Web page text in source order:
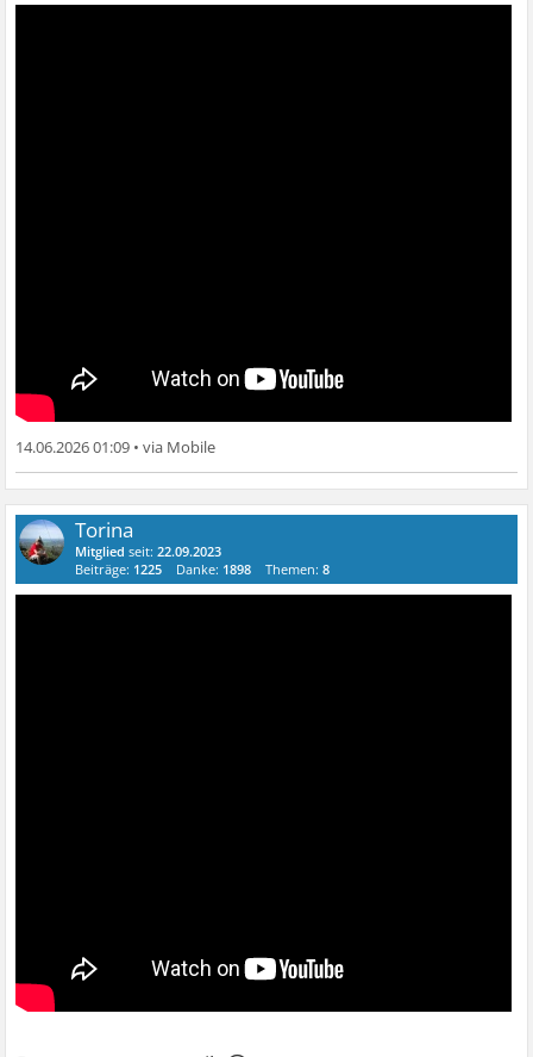
14.06.2026 01:09 •
Torina
Mitglied seit:22.09.2023
Beiträge: 1225 Danke: 1898 Themen:8